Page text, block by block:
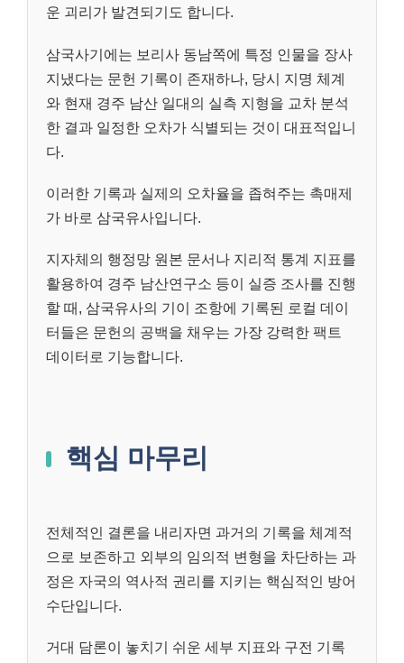
운 괴리가 발견되기도 합니다.
삼국사기에는 보리사 동남쪽에 특정 인물을 장사
지냈다는 문헌 기록이 존재하나, 당시 지명 체계
와 현재 경주 남산 일대의 실측 지형을 교차 분석
한 결과 일정한 오차가 식별되는 것이 대표적입니
다.
이러한 기록과 실제의 오차율을 좁혀주는 촉매제
가 바로 삼국유사입니다.
지자체의 행정망 원본 문서나 지리적 통계 지표를
활용하여 경주 남산연구소 등이 실증 조사를 진행
할 때, 삼국유사의 기이 조항에 기록된 로컬 데이
터들은 문헌의 공백을 채우는 가장 강력한 팩트
데이터로 기능합니다.
핵심 마무리
전체적인 결론을 내리자면 과거의 기록을 체계적
으로 보존하고 외부의 임의적 변형을 차단하는 과
정은 자국의 역사적 권리를 지키는 핵심적인 방어
수단입니다.
거대 담론이 놓치기 쉬운 세부 지표와 구전 기록